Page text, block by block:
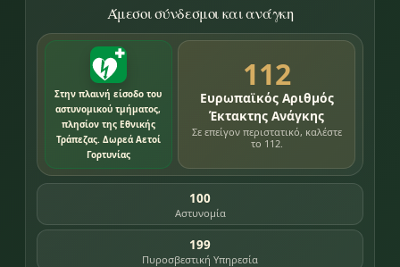
Άμεσοι σύνδεσμοι και ανάγκη
Στην πλαινή είσοδο του
αστυνομικού τμήματος,
πλησίον της Εθνικής
Τράπεζας. Δωρεά Αετοί
Γορτυνίας
112
Ευρωπαϊκός Αριθμός
Έκτακτης Ανάγκης
Σε επείγον περιστατικό, καλέστε
το 112.
100
Αστυνομία
199
Πυροσβεστική Υπηρεσία